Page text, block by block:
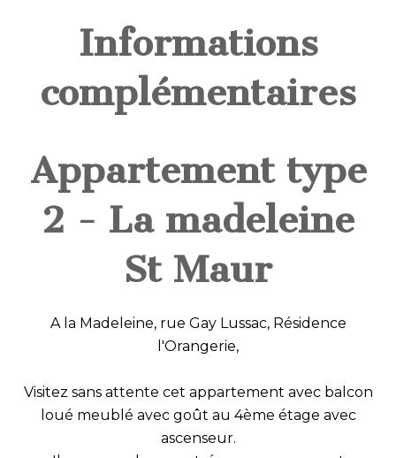
Informations
complémentaires
Appartement type
2 - La madeleine
St Maur
A la Madeleine, rue Gay Lussac, Résidence
l'Orangerie,
Visitez sans attente cet appartement avec balcon
loué meublé avec goût au 4ème étage avec
ascenseur.